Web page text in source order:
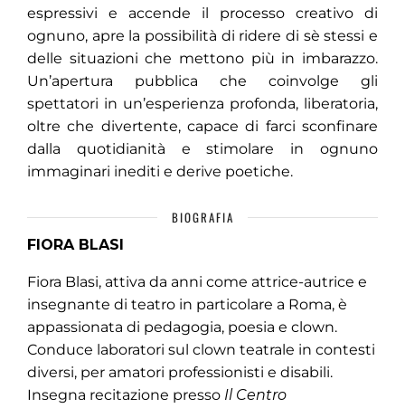
espressivi e accende il processo creativo di
ognuno, apre la possibilità di ridere di sè stessi e
delle situazioni che mettono più in imbarazzo.
Un’apertura pubblica che coinvolge gli
spettatori in un’esperienza profonda, liberatoria,
oltre che divertente, capace di farci sconfinare
dalla quotidianità e stimolare in ognuno
immaginari inediti e derive poetiche.
BIOGRAFIA
FIORA BLASI
Fiora Blasi, attiva da anni come attrice-autrice e
insegnante di teatro in particolare a Roma, è
appassionata di pedagogia, poesia e clown.
Conduce laboratori sul clown teatrale in contesti
diversi, per amatori professionisti e disabili.
Insegna recitazione presso Il Centro